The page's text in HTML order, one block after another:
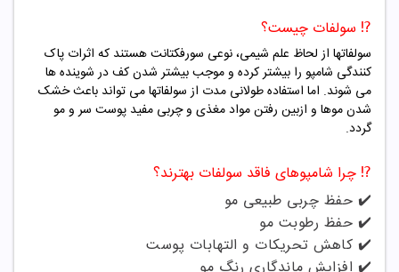
⁉️ سولفات چیست؟
سولفاتها از لحاظ علم شیمی، نوعی سورفکتانت هستند که اثرات پاک
کنندگی شامپو را بیشتر کرده و موجب بیشتر شدن کف در شوینده ها
می شوند. اما استفاده طولانی مدت از سولفاتها می تواند باعث خشک
شدن موها و ازبین رفتن مواد مغذی و چربی مفید پوست سر و مو
گردد.
⁉️ چرا شامپوهای فاقد سولفات بهترند؟
✔️ حفظ چربی طبیعی مو
✔️ حفظ رطوبت مو
✔️ کاهش تحریکات و التهابات پوست